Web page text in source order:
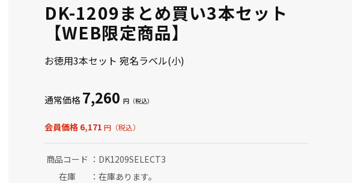
DK-1209まとめ買い3本セット
【WEB限定商品】
お徳用3本セット 宛名ラベル(小)
通常価格7,260
会員価格 6,171
商品コード
DK1209SELECT3
在庫
在庫あります。